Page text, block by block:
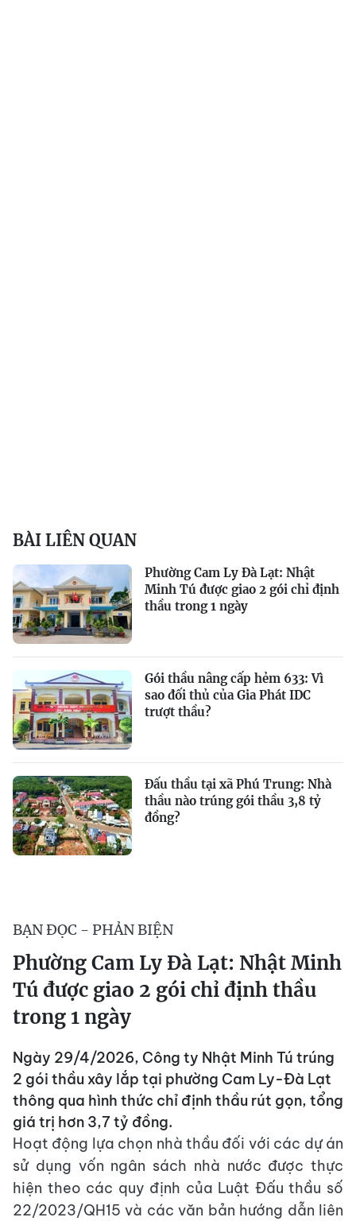
BÀI LIÊN QUAN
Phường Cam Ly Đà Lạt: Nhật
Minh Tú được giao 2 gói chỉ định
thầu trong 1 ngày
Gói thầu nâng cấp hẻm 633: Vì
sao đối thủ của Gia Phát IDC
trượt thầu?
Đấu thầu tại xã Phú Trung: Nhà
thầu nào trúng gói thầu 3,8 tỷ
đồng?
BẠN ĐỌC - PHẢN BIỆN
Phường Cam Ly Đà Lạt: Nhật Minh
Tú được giao 2 gói chỉ định thầu
trong 1 ngày
Ngày 29/4/2026, Công ty Nhật Minh Tú trúng
2 gói thầu xây lắp tại phường Cam Ly-Đà Lạt
thông qua hình thức chỉ định thầu rút gọn, tổng
giá trị hơn 3,7 tỷ đồng.
Hoạt động lựa chọn nhà thầu đối với các dự án
sử dụng vốn ngân sách nhà nước được thực
hiện theo các quy định của Luật Đấu thầu số
22/2023/QH15 và các văn bản hướng dẫn liên